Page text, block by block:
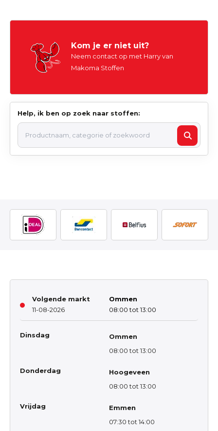
Kom je er niet uit?
Neem contact op met Harry van
Makoma Stoffen
Help, ik ben op zoek naar stoffen:
Volgende markt
11-08-2026
Ommen
08:00 tot 13:00
Dinsdag
Ommen
08:00 tot 13:00
Donderdag
Hoogeveen
08:00 tot 13:00
Vrijdag
Emmen
07:30 tot 14:00